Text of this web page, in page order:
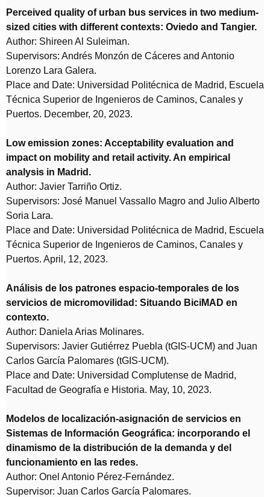
Perceived quality of urban bus services in two medium-
sized cities with different contexts: Oviedo and Tangier.
Author: Shireen Al Suleiman.
Supervisors: Andrés Monzón de Cáceres and Antonio
Lorenzo Lara Galera.
Place and Date: Universidad Politécnica de Madrid, Escuela
Técnica Superior de Ingenieros de Caminos, Canales y
Puertos. December, 20, 2023.
Low emission zones: Acceptability evaluation and
impact on mobility and retail activity. An empirical
analysis in Madrid.
Author: Javier Tarriño Ortiz.
Supervisors: José Manuel Vassallo Magro and Julio Alberto
Soria Lara.
Place and Date: Universidad Politécnica de Madrid, Escuela
Técnica Superior de Ingenieros de Caminos, Canales y
Puertos. April, 12, 2023.
Análisis de los patrones espacio-temporales de los
servicios de micromovilidad: Situando BiciMAD en
contexto.
Author: Daniela Arias Molinares.
Supervisors: Javier Gutiérrez Puebla (tGIS-UCM) and Juan
Carlos García Palomares (tGIS-UCM).
Place and Date: Universidad Complutense de Madrid,
Facultad de Geografía e Historia. May, 10, 2023.
Modelos de localización-asignación de servicios en
Sistemas de Información Geográfica: incorporando el
dinamismo de la distribución de la demanda y del
funcionamiento en las redes.
Author: Onel Antonio Pérez-Fernández.
Supervisor: Juan Carlos García Palomares.